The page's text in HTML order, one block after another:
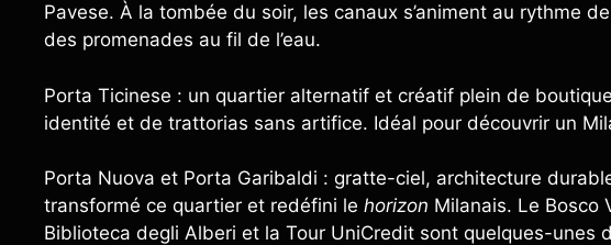
Pavese. À la tombée du soir, les canaux s’animent au rythme
des promenades au fil de l’eau.
Porta Ticinese : un quartier alternatif et créatif plein de
identité et de trattorias sans artifice. Idéal pour découvrir un
Porta Nuova et Porta Garibaldi : gratte-ciel, architecture
transformé ce quartier et redéfini le horizon Milanais. Le Bosco
Biblioteca degli Alberi et la Tour UniCredit sont quelques-unes